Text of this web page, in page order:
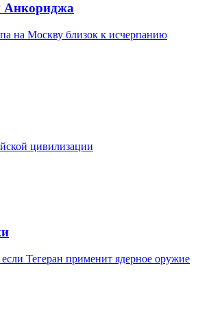
Анкориджа
на Москву близок к исчерпанию
цивилизации
Тегеран применит ядерное оружие